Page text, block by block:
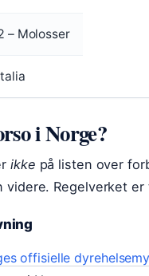
– Molosser
i Norge?
ikke på listen over
videre. Regelverket
offisielle